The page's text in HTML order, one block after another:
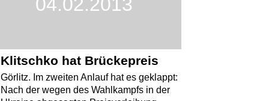
04.02.2013
Klitschko hat Brückepreis
Görlitz. Im zweiten Anlauf hat es geklappt:
Nach der wegen des Wahlkampfs in der